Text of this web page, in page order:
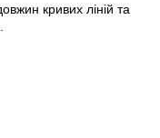
кривих ліній та